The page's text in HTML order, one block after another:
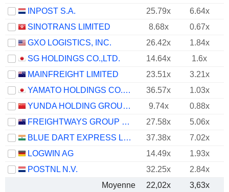
INPOST S.A.
25.79x
6.64x
SINOTRANS LIMITED
8.68x
0.67x
GXO LOGISTICS, INC.
26.42x
1.84x
SG HOLDINGS CO.,LTD.
14.64x
1.6x
MAINFREIGHT LIMITED
23.51x
3.21x
YAMATO HOLDINGS CO., LTD.
36.57x
1.03x
YUNDA HOLDING GROUP CO., LTD.
9.74x
0.88x
FREIGHTWAYS GROUP LIMITED
27.58x
5.06x
BLUE DART EXPRESS LIMITED
37.38x
7.02x
LOGWIN AG
14.49x
1.93x
POSTNL N.V.
32.25x
2.84x
Moyenne
22,02x
3,63x